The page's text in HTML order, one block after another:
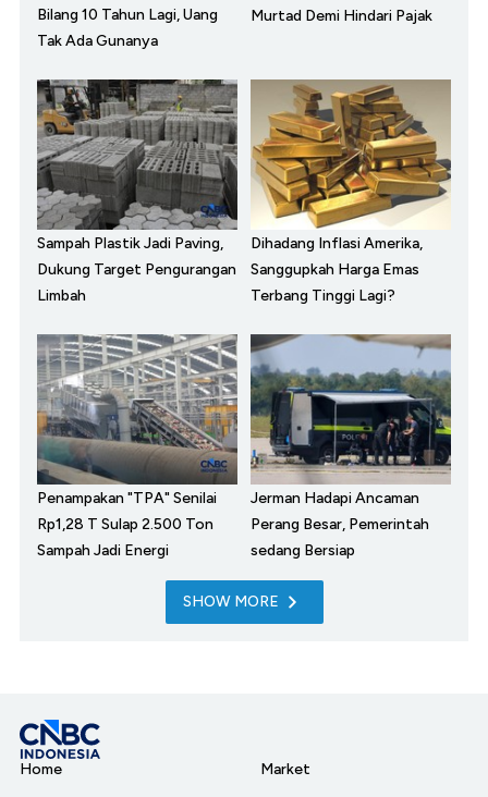
Bilang 10 Tahun Lagi, Uang
Tak Ada Gunanya
Murtad Demi Hindari Pajak
Sampah Plastik Jadi Paving,
Dukung Target Pengurangan
Limbah
Dihadang Inflasi Amerika,
Sanggupkah Harga Emas
Terbang Tinggi Lagi?
Penampakan "TPA" Senilai
Rp1,28 T Sulap 2.500 Ton
Sampah Jadi Energi
Jerman Hadapi Ancaman
Perang Besar, Pemerintah
sedang Bersiap
SHOW MORE
Home
Market